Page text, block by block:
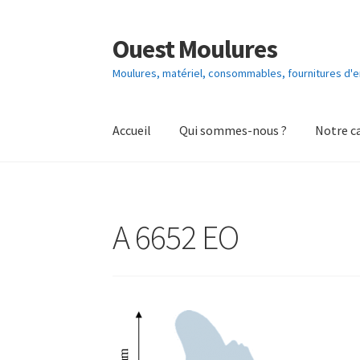
Aller
à
la
Aller
au
contenu
Ouest Moulures
Moulures, matériel, consommables, fournitures
Accueil Qui sommes-nous ? Notre
A 6652 EO